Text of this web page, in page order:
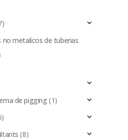
no metalicos de tuberias
de pigging(1)
(8)